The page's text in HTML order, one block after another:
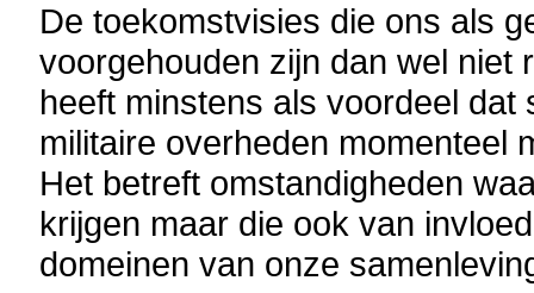
De toekomstvisies die ons als
voorgehouden zijn dan wel niet
heeft minstens als voordeel
militaire overheden momenteel
Het betreft omstandigheden
krijgen maar die ook van
domeinen van onze